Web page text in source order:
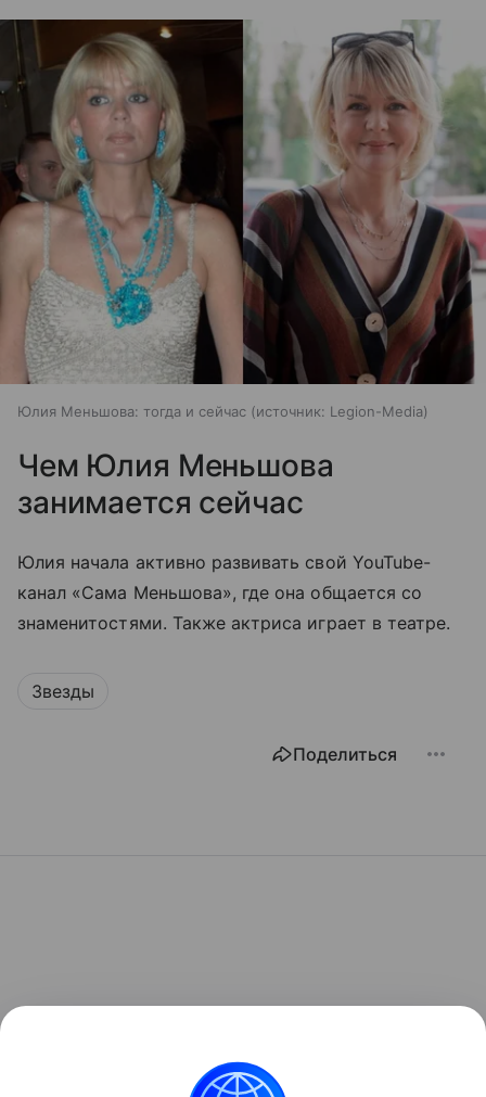
Юлия Меньшова: тогда и сейчас источник: Legion-Media
Чем Юлия Меньшова
занимается сейчас
Юлия начала активно развивать свой YouTube-
канал «Сама Меньшова», где она общается со
знаменитостями. Также актриса играет в театре.
Звезды
Поделиться